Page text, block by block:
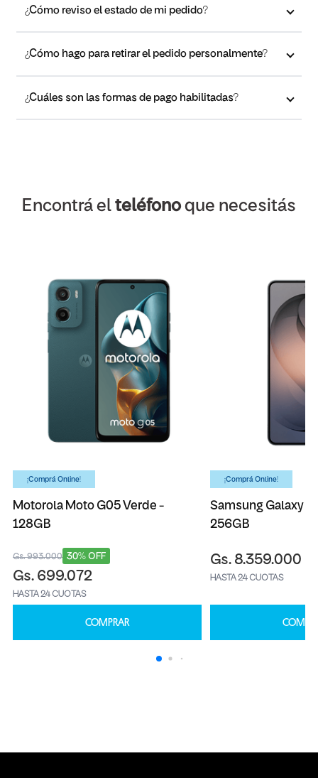
¿Cómo reviso el estado de mi pedido?
¿Cómo hago para retirar el pedido personalmente?
¿Cuáles son las formas de pago habilitadas?
Encontrá el teléfonoque necesitás
¡Comprá Online!
Motorola Moto G05 Verde -
128GB
30% OFF
Gs. 993.000
Gs. 699.072
HASTA 24 CUOTAS
COMPRAR
¡Comprá Online!
Samsung Galaxy
256GB
Gs. 8.359.000
HASTA 24 CUOTAS